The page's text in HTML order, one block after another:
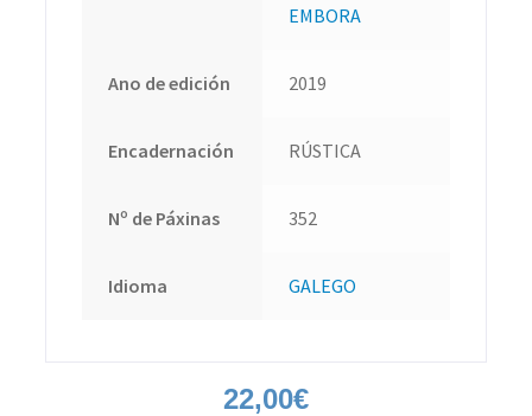
EMBORA
Ano de edición 2019
Encadernación RÚSTICA
Nº de Páxinas 352
Idioma GALEGO
22,00€